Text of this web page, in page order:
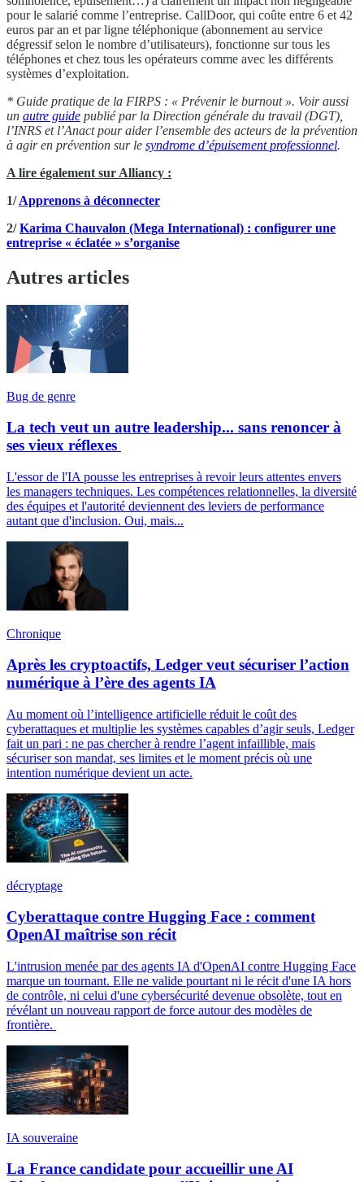
pour le salarié comme l’entreprise. CallDoor, qui coûte entre 6 et 42
euros par an et par ligne téléphonique (abonnement au service
dégressif selon le nombre d’utilisateurs), fonctionne sur tous les
téléphones et chez tous les opérateurs comme avec les différents
systèmes d’exploitation.
* Guide pratique de la FIRPS : « Prévenir le burnout ». Voir aussi
un autre guide publié par la Direction générale du travail (DGT),
l’INRS et l’Anact pour aider l’ensemble des acteurs de la prévention
à agir en prévention sur le syndrome d’épuisement professionnel.
A lire également sur Alliancy :
1/Apprenons à déconnecter
2/Karima Chauvalon (Mega International) : configurer une
entreprise « éclatée » s’organise
Autres articles
Bug de genre
La tech veut un autre leadership... sans renoncer à
ses vieux réflexes
L'essor de l'IA pousse les entreprises à revoir leurs attentes envers
les managers techniques. Les compétences relationnelles, la diversité
des équipes et l'autorité deviennent des leviers de performance
autant que d'inclusion. Oui, mais...
Chronique
Après les cryptoactifs, Ledger veut sécuriser l’action
numérique à l’ère des agents IA
Au moment où l’intelligence artificielle réduit le coût des
cyberattaques et multiplie les systèmes capables d’agir seuls, Ledger
fait un pari : ne pas chercher à rendre l’agent infaillible, mais
sécuriser son mandat, ses limites et le moment précis où une
intention numérique devient un acte.
décryptage
Cyberattaque contre Hugging Face : comment
OpenAI maîtrise son récit
L'intrusion menée par des agents IA d'OpenAI contre Hugging Face
marque un tournant. Elle ne valide pourtant ni le récit d'une IA hors
de contrôle, ni celui d'une cybersécurité devenue obsolète, tout en
révélant un nouveau rapport de force autour des modèles de
frontière.
IA souveraine
La France candidate pour accueillir une AI